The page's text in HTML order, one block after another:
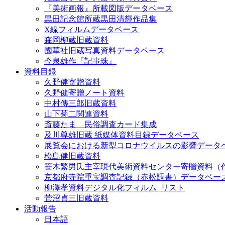
『美術画報』所載図版データベース
黒田記念館所蔵黒田清輝作品集
X線フィルムデータベース
森岡柳蔵旧蔵資料
國華社旧蔵写真資料データベース
今泉雄作『記事珠』
資料目録
久野健寄贈資料
久野健寄贈ノート資料
中村傳三郎旧蔵資料
山下菊二関連資料
斎藤たま 民俗調査カード集成
及川尊雄旧蔵 紙媒体資料目録データベース
展覧会における新型コロナウイルスの影響データ
松島健旧蔵資料
笹木繁男氏主宰現代美術資料センター寄贈資料（
京都府寺院重宝調査記録（赤松調書）データベー
柳澤孝資料デジタル化フィルム_リスト
菅沼貞三旧蔵資料
活動報告
日本語